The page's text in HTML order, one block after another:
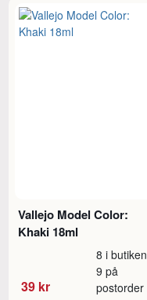
Vallejo Model Color:
Khaki 18ml
39 kr
8 i butiken
9 på
postorder